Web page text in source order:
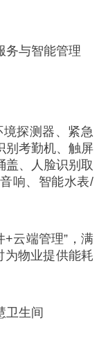
务与智能管理
探测器、紧急
别考勤机、触屏
盖、人脸识别取
响、智能水表/
+云端管理”，满
为物业提供能耗
卫生间